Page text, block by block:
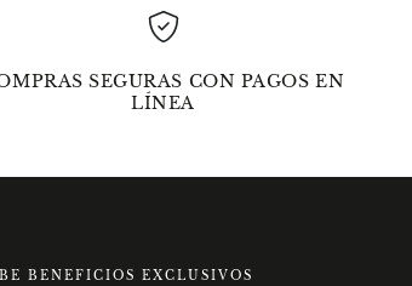
SEGURAS CON PAGOS EN
LÍNEA
BENEFICIOS EXCLUSIVOS